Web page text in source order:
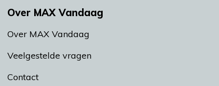
Over MAX Vandaag
Over MAX Vandaag
Veelgestelde vragen
Contact